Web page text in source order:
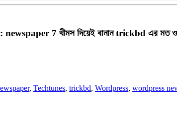
:: newspaper 7 থীমস দিয়েই বানান trickbd এর
, Techtunes, trickbd, Wordpress, wordpress